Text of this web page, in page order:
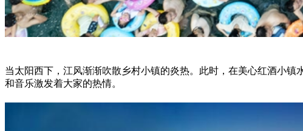
当太阳西下，江风渐渐吹散乡村小镇的炎热。此时，在美心红酒小
和音乐激发着大家的热情。